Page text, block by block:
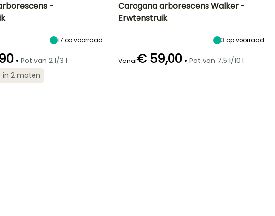
Redelijke
-
17 op voorraad
• Pot van 2 l/3 l
in 2 maten
Caragana arborescens Walker -
Erwtenstruik
3 op voorraad
Vanaf€ 59,00 • Pot van 7,5 l/10 l